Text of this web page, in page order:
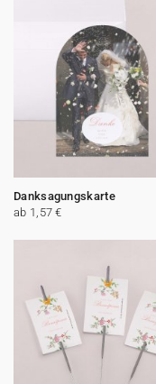
Danksagungskarte
ab 1,57 €